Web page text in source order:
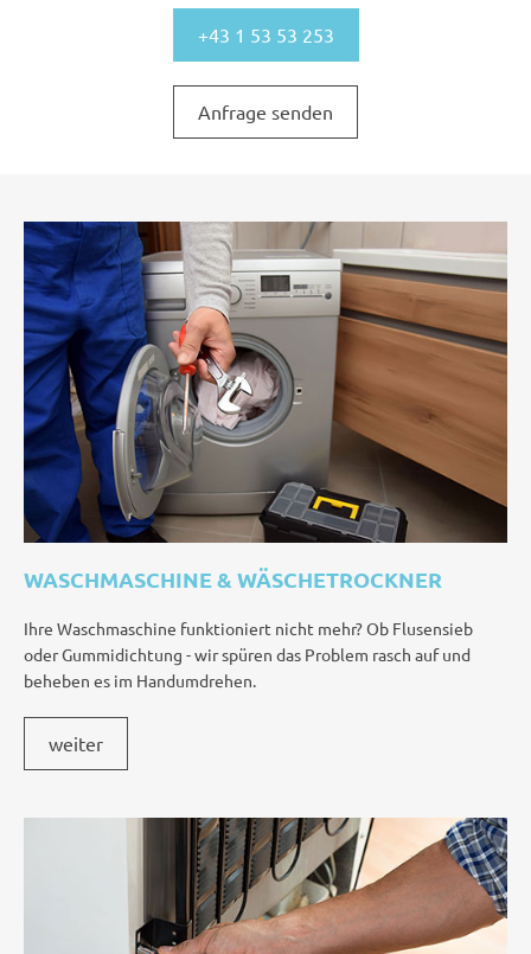
+43 1 53 53 253
Anfrage senden
WASCHMASCHINE & WÄSCHETROCKNER
Ihre Waschmaschine funktioniert nicht mehr? Ob Flusensieb
oder Gummidichtung - wir spüren das Problem rasch auf und
beheben es im Handumdrehen.
weiter